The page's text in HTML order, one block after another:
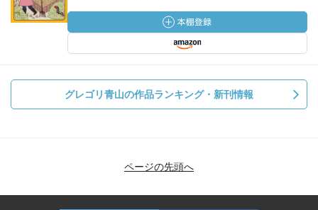
グレゴリ青山の作品ランキング・新刊情報
ページの先頭へ